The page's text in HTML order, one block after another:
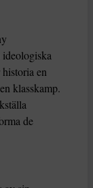
ideologiska
en
klasskamp.
de